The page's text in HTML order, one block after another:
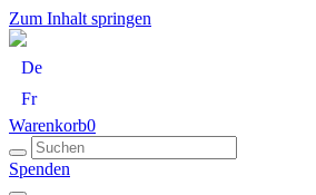
Zum Inhalt springen
De
Fr
Warenkorb0
Spenden